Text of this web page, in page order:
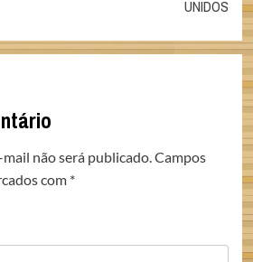
UNIDOS
não será publicado. Campos
com *